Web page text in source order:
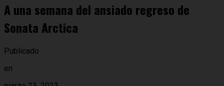
A una semana del ansiado regreso de
Sonata Arctica
Publicado
en